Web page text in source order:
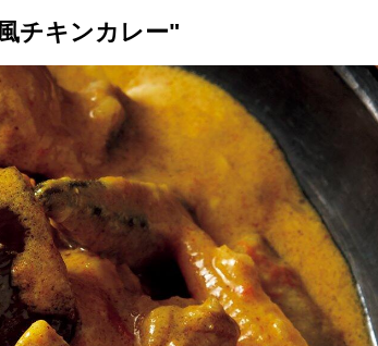
ストーリー 連載一覧
チキンカレー"